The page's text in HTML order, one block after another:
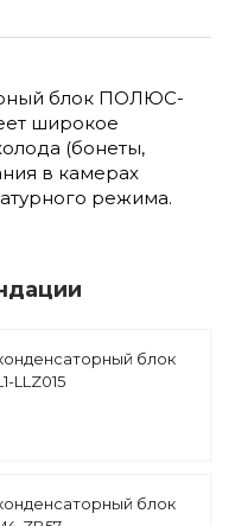
блок ПОЛЮС-
широкое
(бонеты,
в камерах
режима.
блок
LLZ015
блок